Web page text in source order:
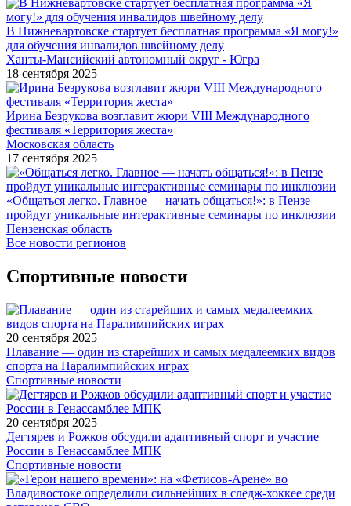
В Нижневартовске стартует бесплатная программа «Я могу!»
для обучения инвалидов швейному делу
Ханты-Мансийский автономный округ - Югра
18 сентября 2025
Ирина Безрукова возглавит жюри VIII Международного
фестиваля «Территория жеста»
Московская область
17 сентября 2025
«Общаться легко. Главное — начать общаться!»: в Пензе
пройдут уникальные интерактивные семинары по инклюзии
Пензенская область
Все новости регионов
Спортивные новости
20 сентября 2025
Плавание — один из старейших и самых медалеемких видов
спорта на Паралимпийских играх
Спортивные новости
20 сентября 2025
Дегтярев и Рожков обсудили адаптивный спорт и участие
России в Генассамблее МПК
Спортивные новости